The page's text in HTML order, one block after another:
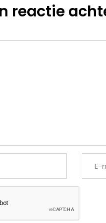
reactie